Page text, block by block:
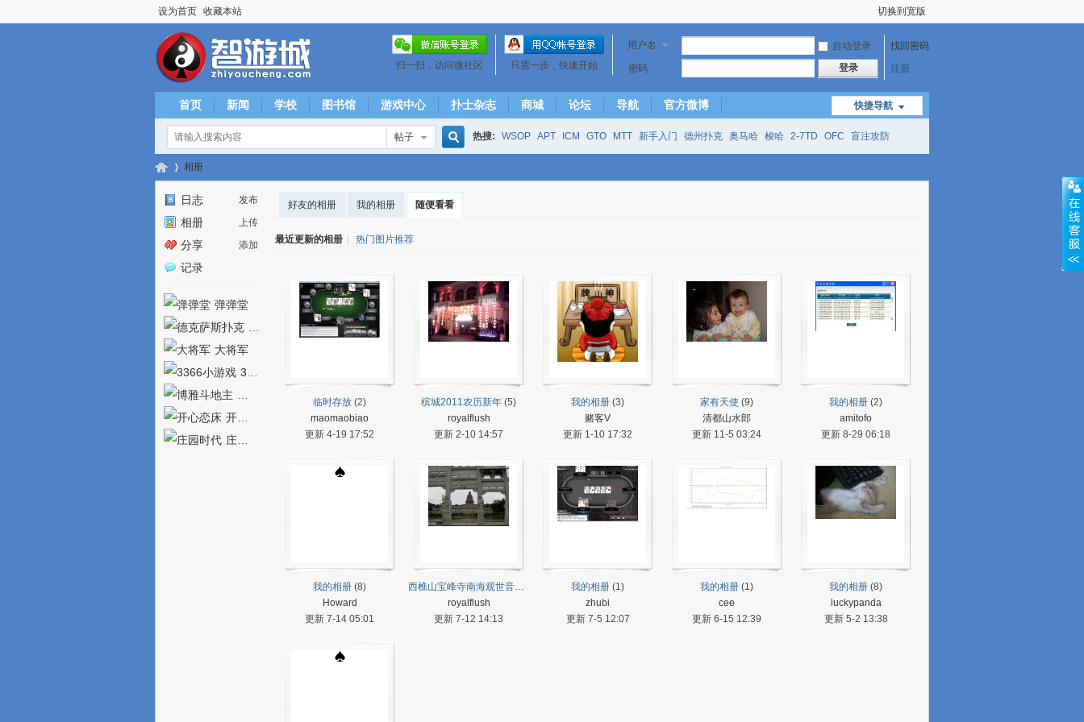
设为首页 收藏本站 切换到宽版
用户名 自动登录
找回密码
密码
登录 注册
只需一步，快速开始
扫一扫，访问微社区
快捷导航
首页 新闻 学校 图书馆 游戏中心 扑士杂志 商城 论坛 导航 官方微博
帖子 热搜: WSOP APT ICM GTO MTT 新手入门 德州扑克 奥马哈 梭哈 2-7TD OFC 盲注攻防
游
相册
发布
日志
上传
相册
添加
分享
记录
弹弹堂
德克萨斯扑克
大将军
3366小游戏
开心恋床
庄园时代
好友的相册 我的相册 随便看看
最近更新的相册 热门图片推荐
临时存放 (2)
maomaobiao
更新 4-19 17:52
槟城2011农历新年 (5)
royalflush
更新 2-10 14:57
我的相册 (3)
赌客V
更新 1-10 17:32
家有天使 (9)
清都山水郎
更新 11-5 03:24
我的相册 (2)
amitofo
更新 8-29 06:18
我的相册 (8)
Howard
更新 7-14 05:01
西樵山宝峰寺南海观世音菩萨文化苑
(5)
royalflush
更新 7-12 14:13
我的相册 (1)
zhubi
更新 7-5 12:07
我的相册 (1)
cee
更新 6-15 12:39
我的相册 (8)
luckypanda
更新 5-2 13:38